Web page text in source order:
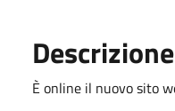
Descrizione
È online il nuovo sito